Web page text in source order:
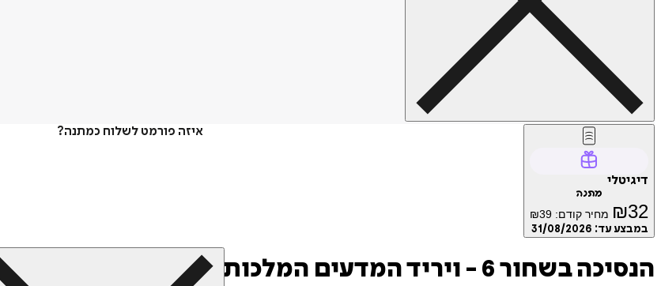
איזה פורמט לשלוח כמתנה?
דיגיטלי
מתנה
₪32 מחיר קודם: ₪39
במבצע עד: 31/08/2026
הנסיכה בשחור 6 - ויריד המדעים המלכותי